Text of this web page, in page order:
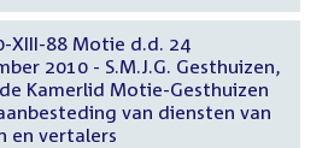
XIII-88 Motie d.d. 24
2010 - S.M.J.G. Gesthuizen,
Kamerlid Motie-Gesthuizen
van diensten van
en vertalers